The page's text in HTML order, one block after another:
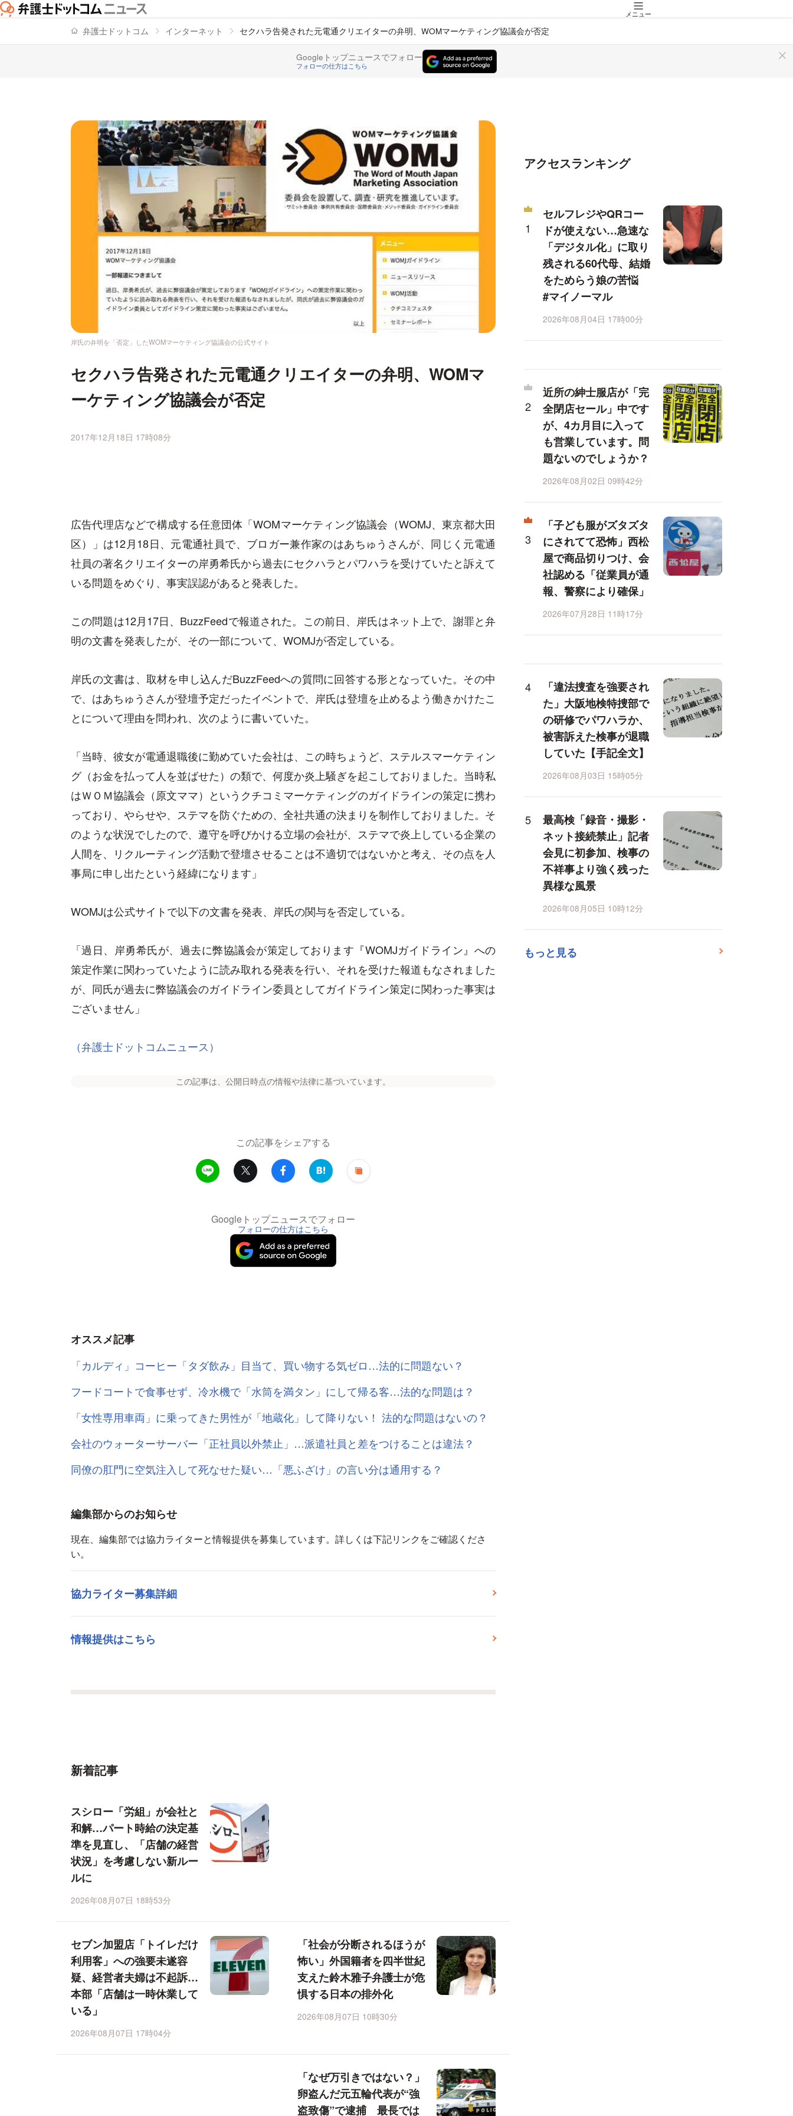
メニュー
弁護士ドットコム インターネット セクハラ告発された元電通クリエイターの弁明、WOMマーケティング協議会が否定
Googleトップニュースでフォロー
フォローの仕方はこちら
岸氏の弁明を「否定」したWOMマーケティング協議会の公式サイト
セクハラ告発された元電通クリエイターの弁明、WOMマ
ーケティング協議会が否定
2017年12月18日 17時08分
広告代理店などで構成する任意団体「WOMマーケティング協議会（WOMJ、東京都大田
区）」は12月18日、元電通社員で、ブロガー兼作家のはあちゅうさんが、同じく元電通
社員の著名クリエイターの岸勇希氏から過去にセクハラとパワハラを受けていたと訴えて
いる問題をめぐり、事実誤認があると発表した。
この問題は12月17日、BuzzFeedで報道された。この前日、岸氏はネット上で、謝罪と弁
明の文書を発表したが、その一部について、WOMJが否定している。
岸氏の文書は、取材を申し込んだBuzzFeedへの質問に回答する形となっていた。その中
で、はあちゅうさんが登壇予定だったイベントで、岸氏は登壇を止めるよう働きかけたこ
とについて理由を問われ、次のように書いていた。
「当時、彼女が電通退職後に勤めていた会社は、この時ちょうど、ステルスマーケティン
グ（お金を払って人を並ばせた）の類で、何度か炎上騒ぎを起こしておりました。当時私
はＷＯＭ協議会（原文ママ）というクチコミマーケティングのガイドラインの策定に携わ
っており、やらせや、ステマを防ぐための、全社共通の決まりを制作しておりました。そ
のような状況でしたので、遵守を呼びかける立場の会社が、ステマで炎上している企業の
人間を、リクルーティング活動で登壇させることは不適切ではないかと考え、その点を人
事局に申し出たという経緯になります」
WOMJは公式サイトで以下の文書を発表、岸氏の関与を否定している。
「過日、岸勇希氏が、過去に弊協議会が策定しております『WOMJガイドライン』への
策定作業に関わっていたように読み取れる発表を行い、それを受けた報道もなされました
が、同氏が過去に弊協議会のガイドライン委員としてガイドライン策定に関わった事実は
ございません」
（弁護士ドットコムニュース）
この記事は、公開日時点の情報や法律に基づいています。
この記事をシェアする
Googleトップニュースでフォロー
フォローの仕方はこちら
オススメ記事
「カルディ」コーヒー「タダ飲み」目当て、買い物する気ゼロ…法的に問題ない？
フードコートで食事せず、冷水機で「水筒を満タン」にして帰る客…法的な問題は？
「女性専用車両」に乗ってきた男性が「地蔵化」して降りない！ 法的な問題はないの？
会社のウォーターサーバー「正社員以外禁止」…派遣社員と差をつけることは違法？
同僚の肛門に空気注入して死なせた疑い…「悪ふざけ」の言い分は通用する？
編集部からのお知らせ
現在、編集部では協力ライターと情報提供を募集しています。詳しくは下記リンクをご確認くださ
い。
協力ライター募集詳細
情報提供はこちら
新着記事
スシロー「労組」が会社と
和解…パート時給の決定基
準を見直し、「店舗の経営
状況」を考慮しない新ルー
ルに
2026年08月07日 18時53分
セブン加盟店「トイレだけ
利用客」への強要未遂容
疑、経営者夫婦は不起訴…
本部「店舗は一時休業して
いる」
2026年08月07日 17時04分
「社会が分断されるほうが
怖い」外国籍者を四半世紀
支えた鈴木雅子弁護士が危
惧する日本の排外化
2026年08月07日 10時30分
「なぜ万引きではない？」
卵盗んだ元五輪代表が“強
盗致傷”で逮捕 最長では
アクセスランキング
セルフレジやQRコー
ドが使えない…急速な
「デジタル化」に取り
残される60代母、結婚
をためらう娘の苦悩
#マイノーマル
2026年08月04日 17時00分
近所の紳士服店が「完
全閉店セール」中です
が、4カ月目に入って
も営業しています。問
題ないのでしょうか？
2026年08月02日 09時42分
「子ども服がズタズタ
にされてて恐怖」西松
屋で商品切りつけ、会
社認める「従業員が通
報、警察により確保」
2026年07月28日 11時17分
「違法捜査を強要され
た」大阪地検特捜部で
の研修でパワハラか、
被害訴えた検事が退職
していた【手記全文】
2026年08月03日 15時05分
最高検「録音・撮影・
ネット接続禁止」記者
会見に初参加、検事の
不祥事より強く残った
異様な風景
2026年08月05日 10時12分
もっと見る